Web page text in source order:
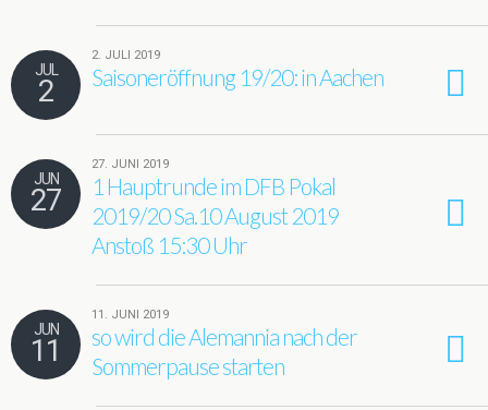
JUL
2
2. JULI 2019
Saisoneröffnung 19/20: in Aachen
JUN
27
27. JUNI 2019
1 Hauptrunde im DFB Pokal
2019/20 Sa.10 August 2019
Anstoß 15:30 Uhr
JUN
11
11. JUNI 2019
so wird die Alemannia nach der
Sommerpause starten